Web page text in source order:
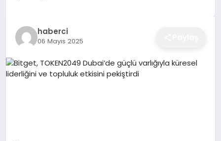
EKONOMI
SAĞLIK
haberci
06 Mayıs 2025